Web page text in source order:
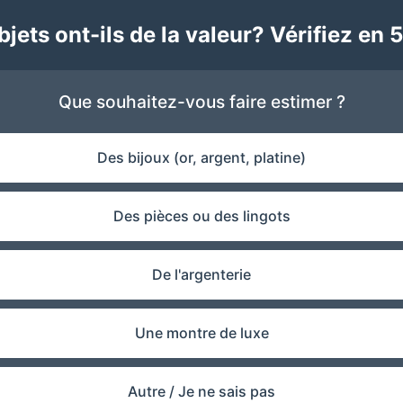
ont-ils de la valeur? Vérifiez en
Que souhaitez-vous faire estimer ?
Des bijoux (or, argent, platine)
Des pièces ou des lingots
De l'argenterie
Une montre de luxe
Autre / Je ne sais pas